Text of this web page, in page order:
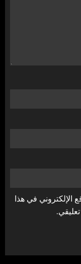
الإلكتروني في هذا